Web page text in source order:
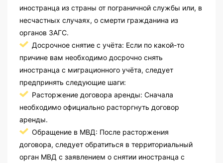
иностранца из страны от пограничной службы или, в
несчастных случаях, о смерти гражданина из
органов ЗАГС.
Досрочное снятие с учёта: Если по какой-то
причине вам необходимо досрочно снять
иностранца с миграционного учёта, следует
предпринять следующие шаги:
Расторжение договора аренды: Сначала
необходимо официально расторгнуть договор
аренды.
Обращение в МВД: После расторжения
договора, следует обратиться в территориальный
орган МВД с заявлением о снятии иностранца с